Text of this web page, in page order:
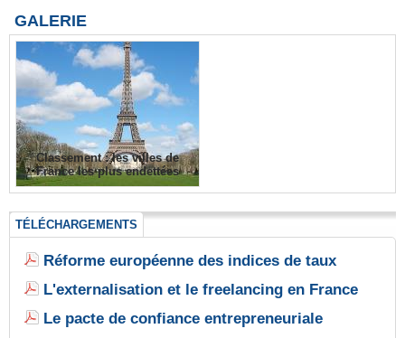
GALERIE
Classement : les villes de
France les plus endettées
TÉLÉCHARGEMENTS
Réforme européenne des indices de taux
L'externalisation et le freelancing en France
Le pacte de confiance entrepreneuriale